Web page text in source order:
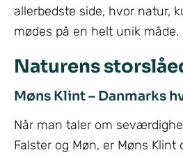
allerbedste side, hvor natur,
mødes på en helt unik måde.
Naturens
Møns Klint – Danmarks
Når man taler om
Falster og Møn, er Møns